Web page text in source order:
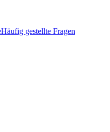
Häufig gestellte Fragen